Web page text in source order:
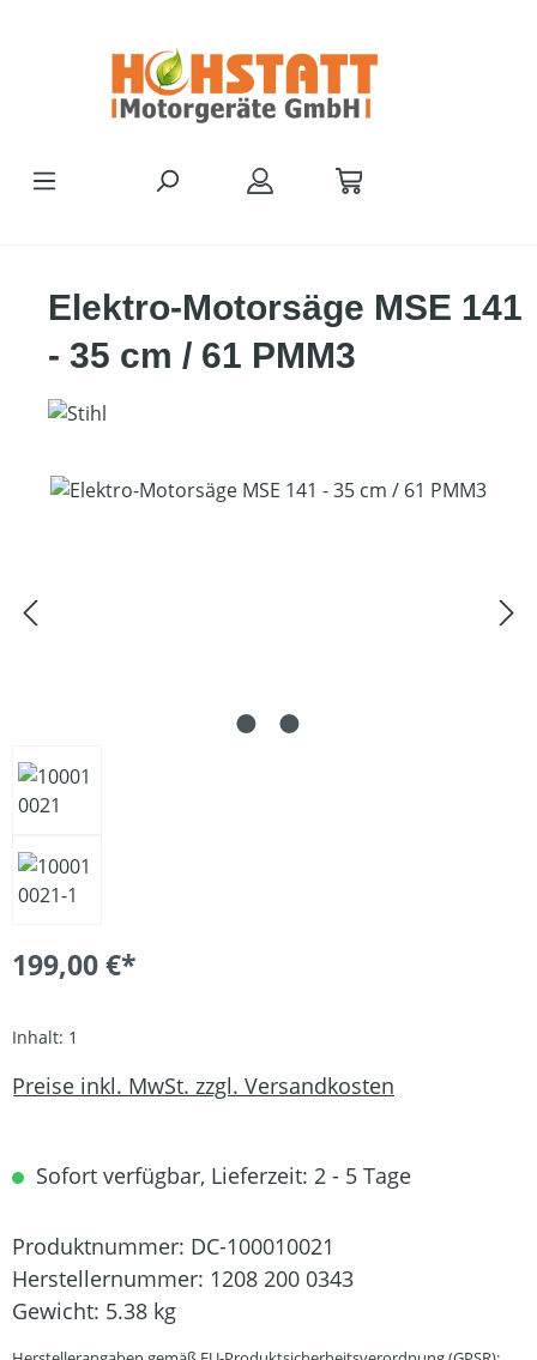
Elektro-Motorsäge MSE 141
- 35 cm / 61 PMM3
Bildergalerie überspringen
199,00 €*
Inhalt: 1
Preise inkl. MwSt. zzgl. Versandkosten
Sofort verfügbar, Lieferzeit: 2 - 5 Tage
Produktnummer: DC-100010021
Herstellernummer: 1208 200 0343
Gewicht: 5.38 kg